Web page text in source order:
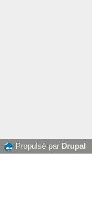
Propulsé par Drupal